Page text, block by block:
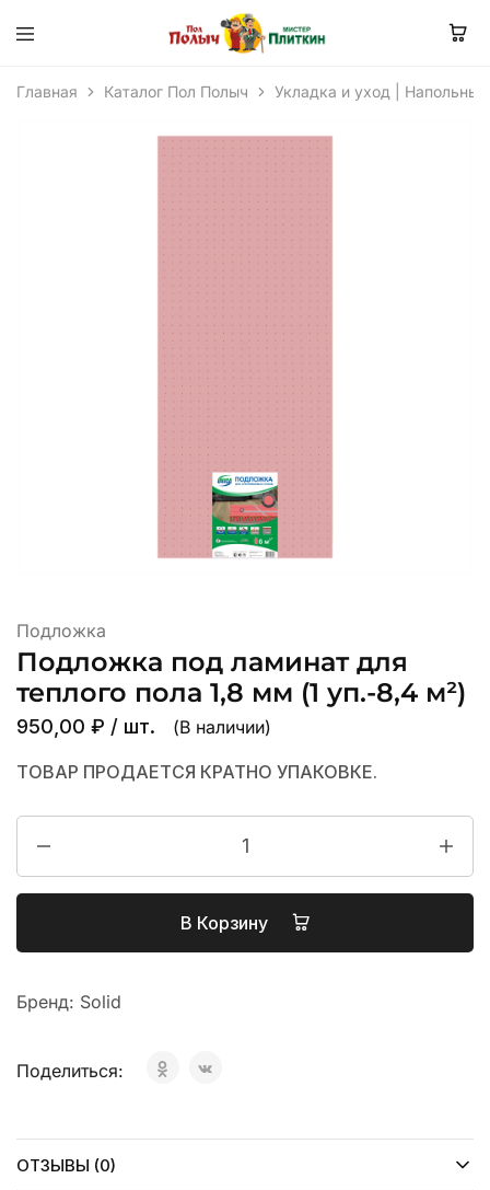
Главная Каталог Пол Полыч Укладка и уход |
Подложка
Подложка под ламинат для
теплого пола 1,8 мм (1 уп.-8,4 м²)
950,00 ₽ / шт. (В наличии)
ТОВАР ПРОДАЕТСЯ КРАТНО УПАКОВКЕ.
В Корзину
Бренд: Solid
Поделиться:
ОТЗЫВЫ (0)